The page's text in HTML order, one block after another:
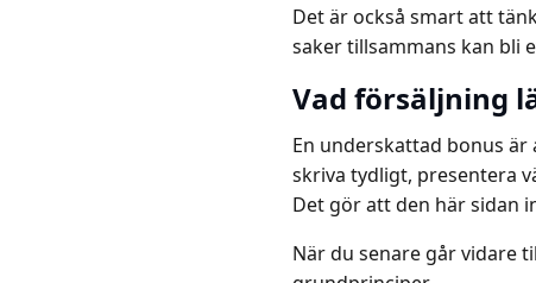
Det är också smart att
saker tillsammans kan bli
Vad försäljning
En underskattad bonus
skriva tydligt, presentera
Det gör att den här sidan
När du senare går vidare